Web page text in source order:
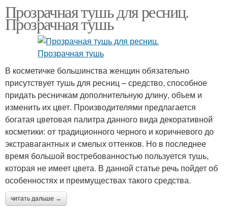
Прозрачная тушь для ресниц.
Прозрачная тушь
В косметичке большинства женщин обязательно
присутствует тушь для ресниц – средство, способное
придать ресничкам дополнительную длину, объем и
изменить их цвет. Производителями предлагается
богатая цветовая палитра данного вида декоративной
косметики: от традиционного черного и коричневого до
экстравагантных и смелых оттенков. Но в последнее
время большой востребованностью пользуется тушь,
которая не имеет цвета. В данной статье речь пойдет об
особенностях и преимуществах такого средства.
читать дальше →